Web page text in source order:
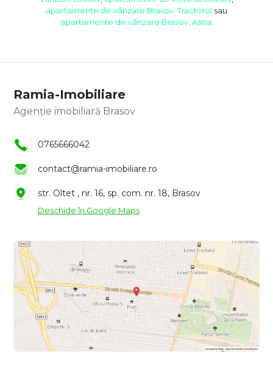
apartamente de vânzare Brasov, Tractorul sau
apartamente de vânzare Brasov, Astra
Ramia-Imobiliare
Agenție imobiliară Brasov
0765666042
contact@ramia-imobiliare.ro
str. Oltet , nr. 16, sp. com. nr. 18, Brasov
Deschide în Google Maps